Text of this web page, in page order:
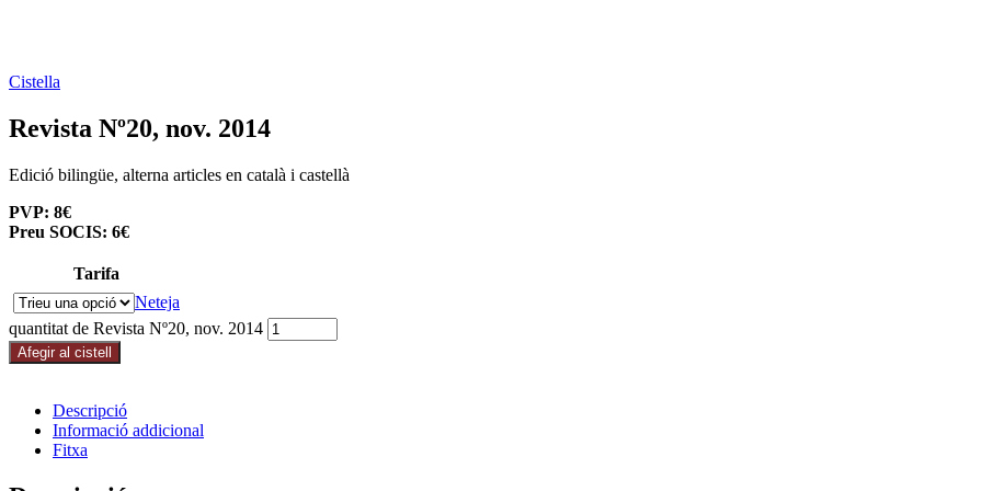
Cistella
Revista Nº20, nov. 2014
Edició bilingüe, alterna articles en català i castellà
PVP: 8€
Preu SOCIS: 6€
Tarifa
Neteja
quantitat de Revista Nº20, nov. 2014
Afegir al cistell
Descripció
Informació addicional
Fitxa